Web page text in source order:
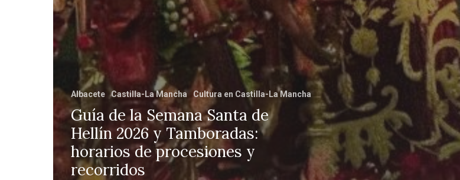
Albacete Castilla-La Mancha Cultura en Castilla-La Mancha
Guía de la Semana Santa de
Hellín 2026 y Tamboradas:
horarios de procesiones y
recorridos